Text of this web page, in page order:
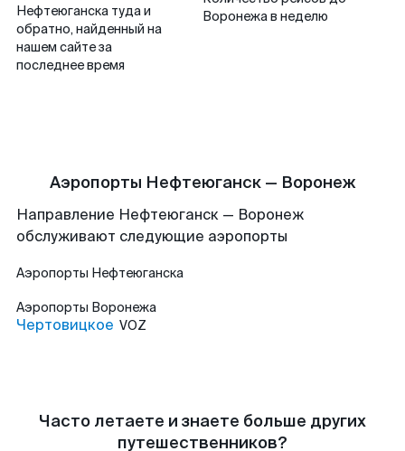
Нефтеюганска туда и
обратно, найденный на
нашем сайте за
последнее время
Воронежа в неделю
Аэропорты Нефтеюганск — Воронеж
Направление Нефтеюганск — Воронеж
обслуживают следующие аэропорты
Аэропорты Нефтеюганска
Аэропорты Воронежа
Чертовицкое VOZ
Часто летаете и знаете больше других
путешественников?